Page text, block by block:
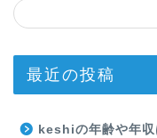
最近の投稿
keshiの年齢や年収